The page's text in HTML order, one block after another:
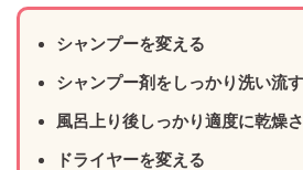
シャンプーを変える
シャンプー剤をしっかり洗い流す
風呂上り後しっかり適度に乾燥
ドライヤーを変える